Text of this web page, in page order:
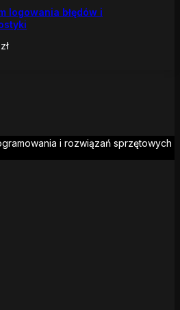
logowania błędów i
zł
i rozwiązań sprzętowych